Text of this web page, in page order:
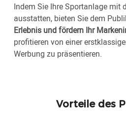
Indem Sie Ihre Sportanlage mit
ausstatten, bieten Sie dem
Erlebnis und fördern Ihr
profitieren von einer
Werbung zu präsentieren.
Vorteile des